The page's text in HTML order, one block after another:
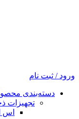
ورود / ثبت نام
دسته‌بندی
تجهیزات
اس